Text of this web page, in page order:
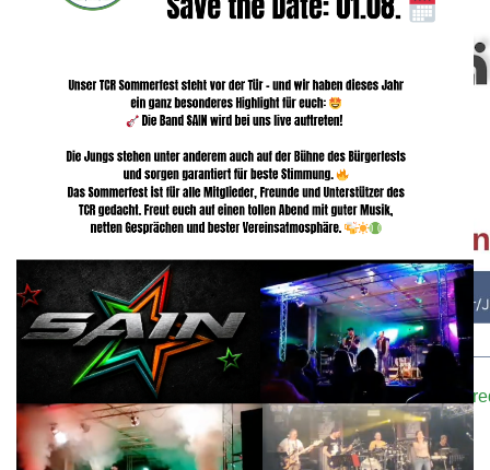
Bewegte Impression unseres Vereins.Mehr...
Bei Interesse oder falls ihr Trainer/innen kennt, meldet
Kontaktformular
oder E-Mail an:sportwart@tennisclub-